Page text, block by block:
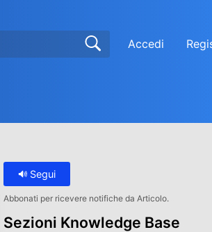
Accedi
Segui
Abbonati per ricevere notifiche da Articolo.
Sezioni Knowledge Base